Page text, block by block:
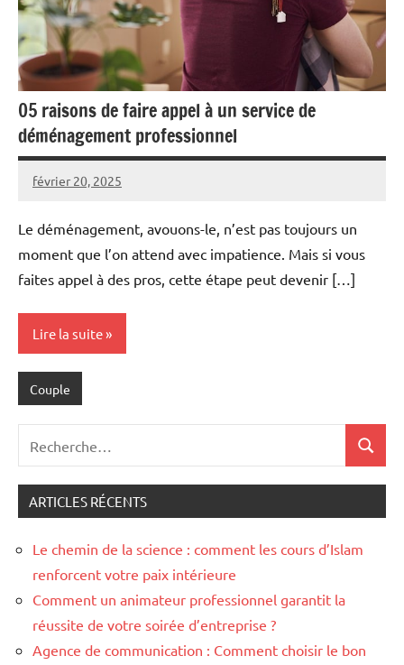
05 raisons de faire appel à un service de
déménagement professionnel
février 20, 2025
admin
Le déménagement, avouons-le, n’est pas toujours un
moment que l’on attend avec impatience. Mais si vous
faites appel à des pros, cette étape peut devenir […]
Lire la suite
Couple
pour
:
ARTICLES RÉCENTS
Le chemin de la science : comment les cours d’Islam
renforcent votre paix intérieure
Comment un animateur professionnel garantit la
réussite de votre soirée d’entreprise ?
Agence de communication : Comment choisir le bon